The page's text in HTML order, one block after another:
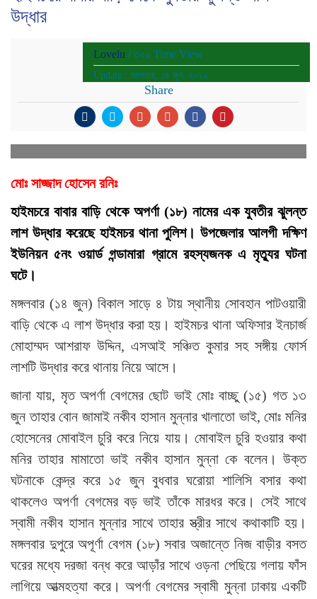
উদ্ধার
Lovelu / ৩২০ Time View
Update : মঙ্গলবার, ১৪ জুন, ২০২২
Share
মোঃ সাজ্জাদ হোসেন রনিঃ
হাইমচরে বাবার বাড়ি থেকে অপর্ণা (১৮) নামের এক যুবতীর ঝুলন্ত
লাশ উদ্ধার করেছে হাইমচর থানা পুলিশ। উপজেলার আলগী দক্ষিণ
ইউনিয়ন ৫নং ওয়ার্ড গন্ডামারা গ্রামে রহস্যজনক এ মৃত্যুর ঘটনা
ঘটে।
মঙ্গলবার (১৪ জুন) বিকাল সাড়ে ৪ টায় স্থানীয় সোবহান পাটওয়ারী
বাড়ি থেকে এ লাশ উদ্ধার করা হয়। হাইমচর থানা অফিসার ইনচার্জ
মোহাম্মদ আশরাফ উদ্দিন, এসআই সঞ্চিত কুমার সহ সঙ্গীয় ফোর্স
লাশটি উদ্ধার করে থানায় নিয়ে আসে।
জানা যায়, মৃত অপর্ণা বেগমের ছোট ভাই মোঃ বাচ্ছু (১৫) গত ১৩
জুন তাহার বোন জামাই নকীব হাসান মুন্নার খালাতো ভাই, মোঃ মনির
হোসেনের মোবাইল চুরি করে নিয়ে যায়। মোবাইল চুরি হওয়ার কথা
মনির তাহার মামাতো ভাই নকীব হাসান মুন্না কে বলেন। উক্ত
ঘটনাকে কেন্দ্র করে ১৫ জুন বুধবার ঘরোয়া শালিসি বসার কথা
থাকলেও অপর্ণা বেগমের বড় ভাই তাঁকে মারধর করে। সেই সাথে
স্বামী নকীব হাসান মুন্নার সাথে তাহার স্ত্রীর সাথে কথাকাটি হয়।
মঙ্গলবার দুপুরে অপূর্ণা বেগম (১৮) সবার অজান্তে নিজ বাড়ীর বসত
ঘরের মধ্যে দরজা বন্ধ করে আড়াঁর সাথে ওড়না পেছিয়ে গলায় ফাঁস
লাগিয়ে আত্মহত্যা করে। অপর্ণা বেগমের স্বামী মুন্না ঢাকায় একটি